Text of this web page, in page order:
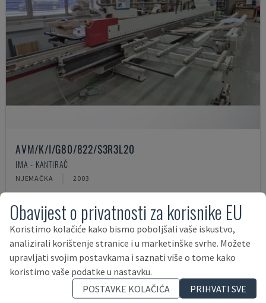
AVM/K/I/G80/822/S3R3L20
IMA - KANTIRAČ
NJEMAČKA 2003
38.400 €
Obavijest o privatnosti za korisnike EU
Koristimo kolačiće kako bismo poboljšali vaše iskustvo,
analizirali korištenje stranice i u marketinške svrhe. Možete
upravljati svojim postavkama i saznati više o tome kako
koristimo vaše podatke u nastavku.
POSTAVKE KOLAČIĆA
PRIHVATI SVE